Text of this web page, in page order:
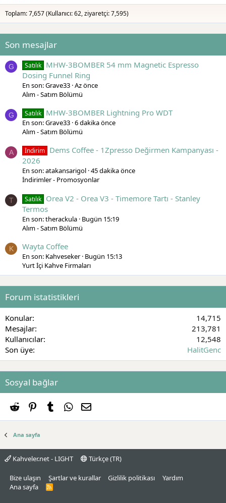
Toplam: 7,657 (Kullanıcı: 62, ziyaretçi: 7,595)
Son mesajlar
G Satılık MHW-3BOMBER 54 mm Magnetic Espresso
Dosing Funnel Ring
En son: Grave33 Az önce
Alım - Satım Bölümü
G Satılık MHW-3BOMBER Lightning Pro WDT
En son: Grave33 6 dakika önce
Alım - Satım Bölümü
A İndirim Dems Coffee - 1Zpresso Değirmen Kampanyası -
2026
En son: atakansarigol 45 dakika önce
İndirimler - Promosyonlar
T Satılık Orea V2 - Orea V3 - Timemore Tartı - Stanley
Termos
En son: therackula Bugün 15:19
Alım - Satım Bölümü
K Wayta Coffee
En son: Kahveseker Bugün 15:13
Yurt İçi Kahve Firmaları
Forum istatistikleri
Konular
14,715
Mesajlar
213,781
Kullanıcılar
12,548
Son üye
HalitGenc
Sosyal bağlar
Reddit PinterestTumblrWhatsApp
Ana sayfa
Kahveler.net - LIGHT Türkçe (TR)
Bize ulaşın Şartlar ve kurallar Gizlilik politikası
Yardım
Ana sayfa
R